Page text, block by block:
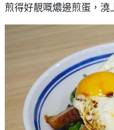
煎得好靚嘅燶邊煎蛋，澆